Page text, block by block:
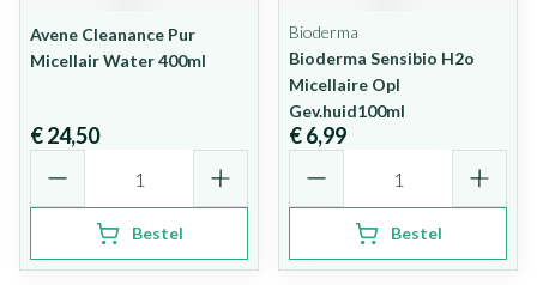
Avene Cleanance Pur
Micellair Water 400ml
€ 24,50
Bestel
Bioderma
Bioderma Sensibio H2o
Micellaire Opl
Gev.huid100ml
€ 6,99
Bestel